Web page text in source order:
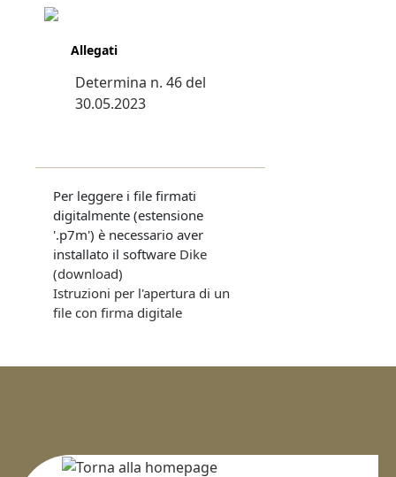
Allegati
Determina n. 46 del
30.05.2023
Per leggere i file firmati
digitalmente (estensione
'.p7m') è necessario aver
installato il software Dike
(download)
Istruzioni per l'apertura di un
file con firma digitale